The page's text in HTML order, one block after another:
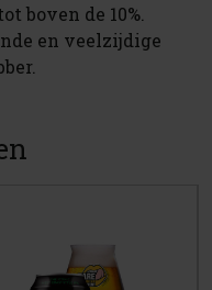
boven de 10%.
en veelzijdige